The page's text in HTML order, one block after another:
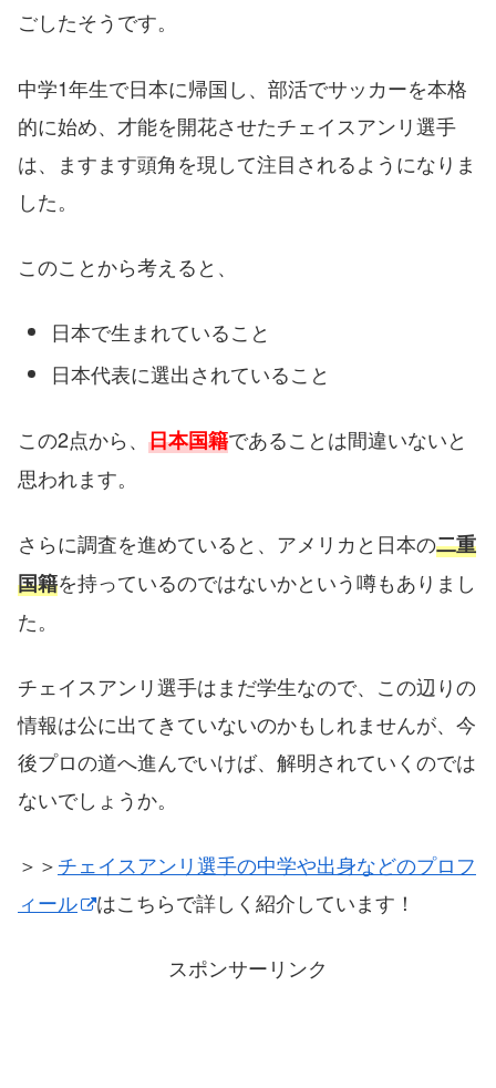
ごしたそうです。
中学1年生で日本に帰国し、部活でサッカーを本格
的に始め、才能を開花させたチェイスアンリ選手
は、ますます頭角を現して注目されるようになりま
した。
このことから考えると、
日本で生まれていること
日本代表に選出されていること
この2点から、 日本国籍であることは間違いないと
思われます。
さらに調査を進めていると、アメリカと日本の二重
国籍を持っているのではないかという噂もありまし
た。
チェイスアンリ選手はまだ学生なので、この辺りの
情報は公に出てきていないのかもしれませんが、今
後プロの道へ進んでいけば、解明されていくのでは
ないでしょうか。
＞＞チェイスアンリ選手の中学や出身などのプロフ
ィール
はこちらで詳しく紹介しています！
スポンサーリンク